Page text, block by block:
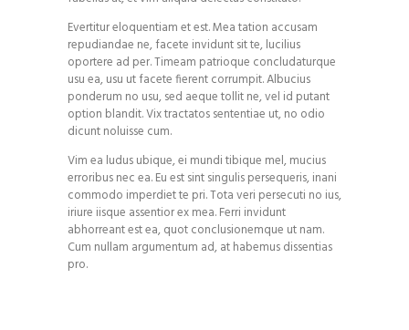
Evertitur eloquentiam et est. Mea tation accusam
repudiandae ne, facete invidunt sit te, lucilius
oportere ad per. Timeam patrioque concludaturque
usu ea, usu ut facete fierent corrumpit. Albucius
ponderum no usu, sed aeque tollit ne, vel id putant
option blandit. Vix tractatos sententiae ut, no odio
dicunt noluisse cum.
Vim ea ludus ubique, ei mundi tibique mel, mucius
erroribus nec ea. Eu est sint singulis persequeris, inani
commodo imperdiet te pri. Tota veri persecuti no ius,
iriure iisque assentior ex mea. Ferri invidunt
abhorreant est ea, quot conclusionemque ut nam.
Cum nullam argumentum ad, at habemus dissentias
pro.